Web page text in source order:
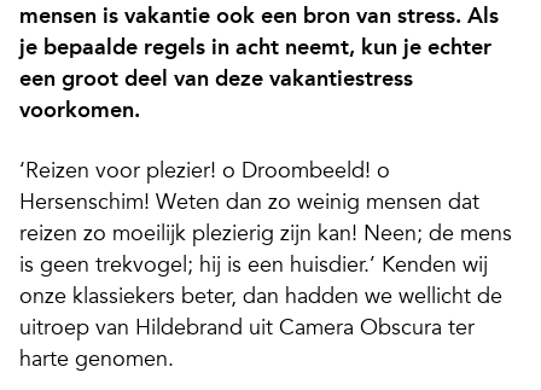
mensen is vakantie ook een bron van stress. Als
je bepaalde regels in acht neemt, kun je echter
een groot deel van deze vakantiestress
voorkomen.
‘Reizen voor plezier! o Droombeeld! o
Hersenschim! Weten dan zo weinig mensen dat
reizen zo moeilijk plezierig zijn kan! Neen; de mens
is geen trekvogel; hij is een huisdier.’ Kenden wij
onze klassiekers beter, dan hadden we wellicht de
uitroep van Hildebrand uit Camera Obscura ter
harte genomen.